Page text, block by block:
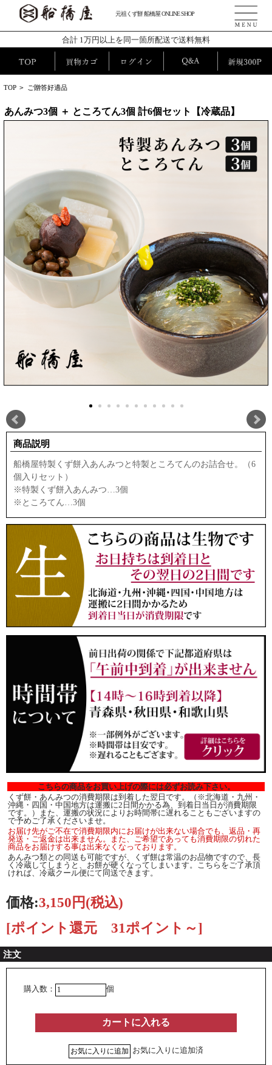
元祖くず餅 船橋屋 ONLINE SHOP
合計 1万円以上を同一箇所配送で送料無料
TOP > ご贈答好適品
あんみつ3個 ＋ ところてん3個 計6個セット【冷蔵品】
商品説明
船橋屋特製くず餅入あんみつと特製ところてんのお詰合せ。（6
個入りセット）
※特製くず餅入あんみつ…3個
※ところてん…3個
こちらの商品をお買い上げの際には必ずお読み下さい。
くず餅・あんみつの消費期限は到着した翌日です。（※北海道・九州・
沖縄・四国・中国地方は運搬に2日間かかる為、到着日当日が消費期限
です。）また、運搬の状況によりお時間帯に遅れることもございますの
で予めご了承くださいませ。
お届け先がご不在で消費期限内にお届けが出来ない場合でも、返品・再
発送・ご返金は出来ません。また、ご希望であっても消費期限の切れた
商品をお届けする事は出来なくなっております。
あんみつ類との同送も可能ですが、くず餅は常温のお品物ですので、長
く冷蔵してしまうと、お餅が硬くなってしまいます。こちらをご了承頂
ければ、冷蔵クール便にて同送できます。
価格:3,150円 (税込)
[ポイント還元 31ポイント～]
注文
購入数： 個
お気に入りに追加済